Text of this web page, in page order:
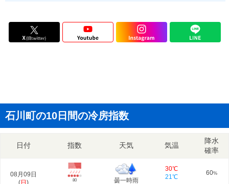
石川町の10日間の冷房指数
日付 指数 天気 気温
降水
確率
08月09日
(日 ) 80 曇一時雨
30℃
21℃
60%